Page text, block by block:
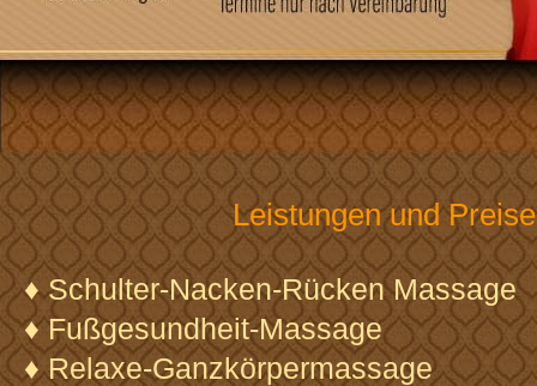
Leistungen und Preise
♦ Schulter-Nacken-Rücken Massage
♦ Fußgesundheit-Massage
♦ Relaxe-Ganzkörpermassage